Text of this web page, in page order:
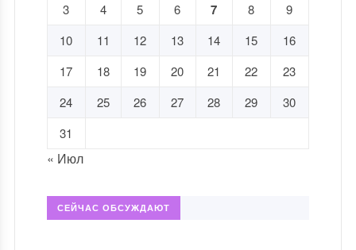
3
4 5 6 7 8
9
10
11 12 13 14 15
16
17
18 19 20 21 22
23
24
25 26 27 28 29
30
31
« Июл
СЕЙЧАС ОБСУЖДАЮТ